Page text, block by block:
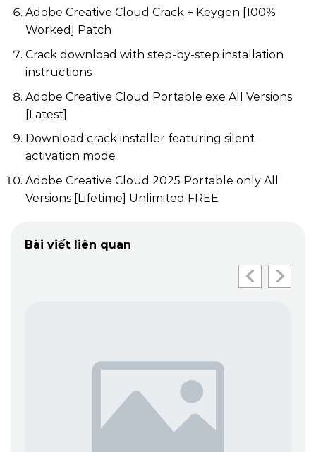
Adobe Creative Cloud Crack + Keygen [100%
Worked] Patch
Crack download with step-by-step installation
instructions
Adobe Creative Cloud Portable exe All Versions
[Latest]
Download crack installer featuring silent
activation mode
Adobe Creative Cloud 2025 Portable only All
Versions [Lifetime] Unlimited FREE
Bài viết liên quan